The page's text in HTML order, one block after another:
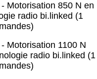
Motorisation 850 N en
radio bi.linked (1
Motorisation 1100 N
radio bi.linked (1